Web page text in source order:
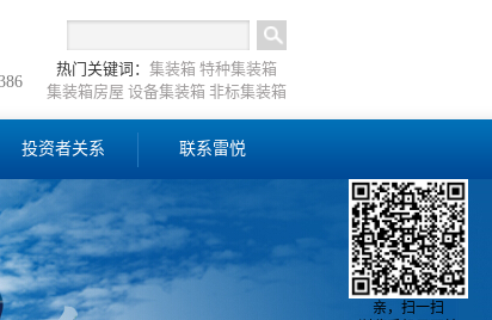
热门关键词： 集装箱 特种集装箱
集装箱房屋 设备集装箱 非标集装箱
投资者关系 联系雷悦
亲，扫一扫